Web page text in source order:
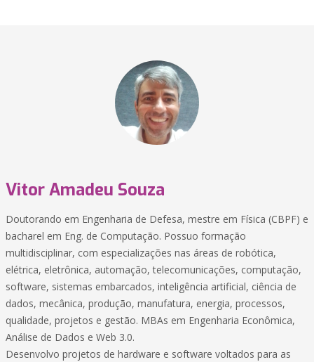
Vitor Amadeu Souza
Doutorando em Engenharia de Defesa, mestre em Física (CBPF) e
bacharel em Eng. de Computação. Possuo formação
multidisciplinar, com especializações nas áreas de robótica,
elétrica, eletrônica, automação, telecomunicações, computação,
software, sistemas embarcados, inteligência artificial, ciência de
dados, mecânica, produção, manufatura, energia, processos,
qualidade, projetos e gestão. MBAs em Engenharia Econômica,
Análise de Dados e Web 3.0.
Desenvolvo projetos de hardware e software voltados para as